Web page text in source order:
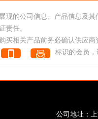
现的公司信息、产品信息及
责任。
买相关产品前务必确认供应
标识的会员
公司地址：